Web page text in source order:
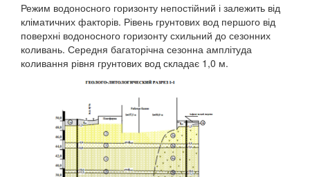
Режим водоносного горизонту непостійний і залежить від
кліматичних факторів. Рівень грунтових вод першого від
поверхні водоносного горизонту схильний до сезонних
коливань. Середня багаторічна сезонна амплітуда
коливання рівня грунтових вод складає 1,0 м.